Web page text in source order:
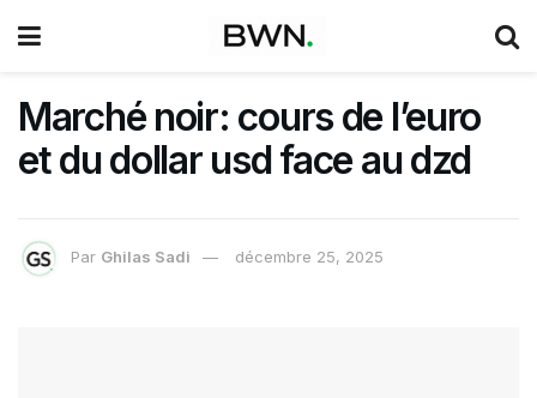
Marché noir: cours de l’euro
et du dollar usd face au dzd
Par Ghilas Sadi décembre 25, 2025